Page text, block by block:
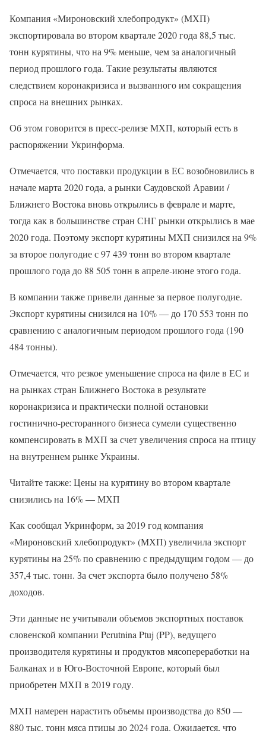
Компания «Мироновский хлебопродукт» (МХП)
экспортировала во втором квартале 2020 года 88,5 тыс.
тонн курятины, что на 9% меньше, чем за аналогичный
период прошлого года. Такие результаты являются
следствием коронакризиса и вызванного им сокращения
спроса на внешних рынках.
Об этом говорится в пресс-релизе МХП, который есть в
распоряжении Укринформа.
Отмечается, что поставки продукции в ЕС возобновились в
начале марта 2020 года, а рынки Саудовской Аравии /
Ближнего Востока вновь открылись в феврале и марте,
тогда как в большинстве стран СНГ рынки открылись в мае
2020 года. Поэтому экспорт курятины МХП снизился на 9%
за второе полугодие с 97 439 тонн во втором квартале
прошлого года до 88 505 тонн в апреле-июне этого года.
В компании также привели данные за первое полугодие.
Экспорт курятины снизился на 10% — до 170 553 тонн по
сравнению с аналогичным периодом прошлого года (190
484 тонны).
Отмечается, что резкое уменьшение спроса на филе в ЕС и
на рынках стран Ближнего Востока в результате
коронакризиса и практически полной остановки
гостинично-ресторанного бизнеса сумели существенно
компенсировать в МХП за счет увеличения спроса на птицу
на внутреннем рынке Украины.
Читайте также: Цены на курятину во втором квартале
снизились на 16% — МХП
Как сообщал Укринформ, за 2019 год компания
«Мироновский хлебопродукт» (МХП) увеличила экспорт
курятины на 25% по сравнению с предыдущим годом — до
357,4 тыс. тонн. За счет экспорта было получено 58%
доходов.
Эти данные не учитывали объемов экспортных поставок
словенской компании Perutnina Ptuj (PP), ведущего
производителя курятины и продуктов мясопереработки на
Балканах и в Юго-Восточной Европе, который был
приобретен МХП в 2019 году.
МХП намерен нарастить объемы производства до 850 —
880 тыс. тонн мяса птицы до 2024 года. Ожидается, что